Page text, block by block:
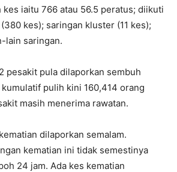
kes iaitu 766 atau 56.5 peratus; diikuti
kes); saringan kluster (11 kes);
lain saringan.
pesakit pula dilaporkan sembuh
pulih kini 160,414 orang
masih menerima rawatan.
dilaporkan semalam.
kematian ini tidak semestinya
24 jam. Ada kes kematian